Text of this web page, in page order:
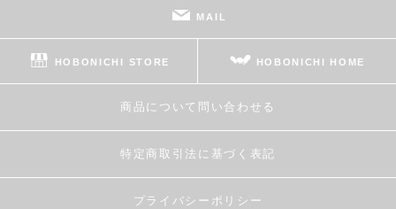
MAIL
HOBONICHI STORE HOBONICHI HOME
商品について問い合わせる
特定商取引法に基づく表記
プライバシーポリシー